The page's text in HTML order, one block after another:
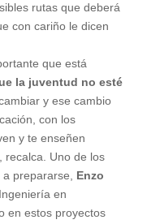
rutas que deberá
con cariño le dicen
que está
la juventud no esté
y ese cambio
con los
y te enseñen
recalca. Uno de los
prepararse, Enzo
en
en estos proyectos